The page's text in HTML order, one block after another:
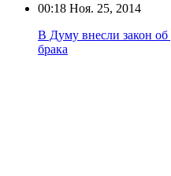
00:18 Ноя. 25, 2014
В Думу внесли закон об
брака